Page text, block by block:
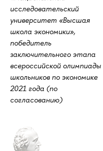
исследовательский
университет «Высшая
школа экономики»,
победитель
заключительного этапа
всероссийской олимпиады
школьников по экономике
2021 года (по
согласованию)